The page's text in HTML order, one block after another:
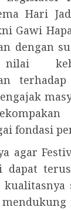
Hari
Gawi
dengan
fondasi
agar
dapat